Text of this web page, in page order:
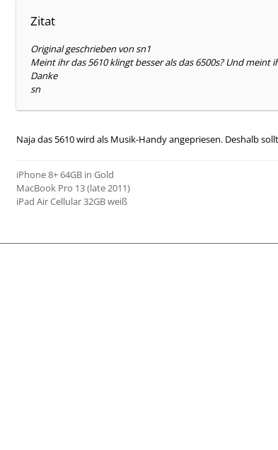
Zitat
Original geschrieben von sn1
Meint ihr das 5610 klingt besser als das 6500s? Und
Danke
sn
Naja das 5610 wird als Musik-Handy angepriesen. Deshalb
iPhone 8+ 64GB in Gold
MacBook Pro 13 (late 2011)
iPad Air Cellular 32GB weiß